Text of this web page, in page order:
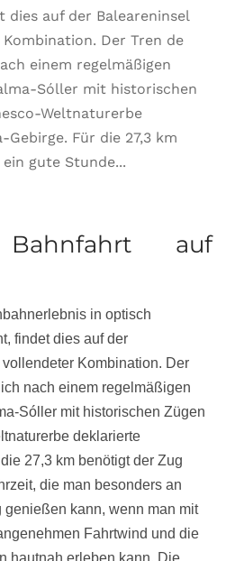
dies auf der Baleareninsel
Der Tren de
einem regelmäßigen
Sóller mit historischen
Weltnaturerbe
Für die 27,3 km
gute Stunde...
Bahnfahrt auf
in optisch
findet dies auf der
Kombination. Der
nach einem regelmäßigen
Sóller mit historischen Zügen
deklarierte
27,3 km benötigt der Zug
die man besonders an
kann, wenn man mit
Fahrtwind und die
hautnah erleben kann. Die